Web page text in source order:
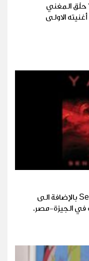
حلّق المغني
الاولى
اطلق العازف ياني البومه Sensuos Chill بالإضافة الى
في الجيزة-مصر.